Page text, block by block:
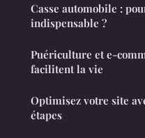
Casse automobile :
indispensable ?
Puériculture et e-
facilitent la vie
Optimisez votre site
étapes